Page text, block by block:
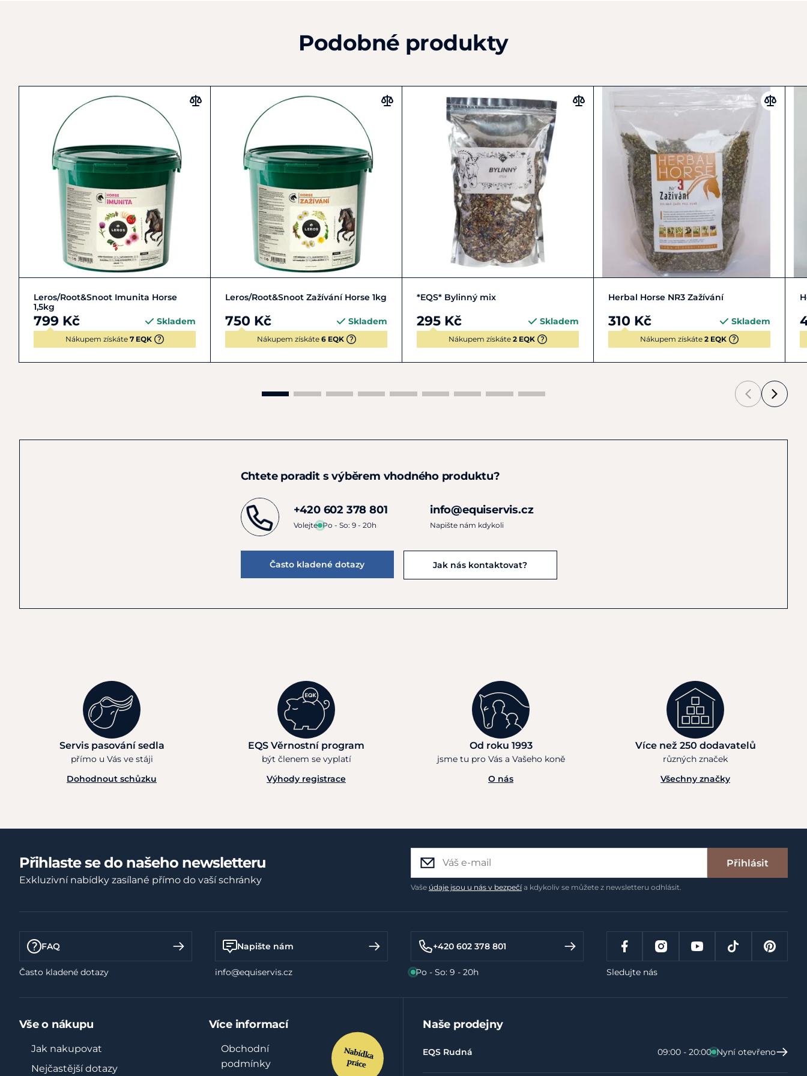
30 g (2 odměrky) 3× denně
podávejte po dobu 4–8 týdnů
Kůň musí mít neustále k dispozici dostatek čerstvé pitné vody.
Upozornění:
Nepodávejte březím klisnám.
Nepodávejte v období dopingových kontrol. Doporučuje se vysadit minimálně
7 dní před závodem.
Slizotvorné látky mohou zpomalit vstřebávání některých perorálně
podávaných léčiv. Léky podávejte alespoň 2 hodiny před nebo po podání
směsi.
Doplňkové krmivo nenahrazuje pestrou krmnou dávku a veterinární péči.
Podobné produkty
Do košíku
Leros/Root&Snoot Imunita Horse
1,5kg
799 Kč Skladem
Nákupem získáte 7 EQK
Do košíku
Leros/Root&Snoot Zažívání Horse 1kg
750 Kč Skladem
Nákupem získáte 6 EQK
Zobrazit detail
*EQS* Bylinný mix
295 Kč Skladem
Nákupem získáte 2 EQK
Zobrazit detail
Herbal Horse NR3 Zažívání
310 Kč Skladem
Nákupem získáte 2 EQK
Chtete poradit s výběrem vhodného produktu?
+420 602 378 801
Volejte Po - So: 9 - 20h
info@equiservis.cz
Napište nám kdykoli
Často kladené dotazy Jak nás kontaktovat?
Servis pasování sedla
přímo u Vás ve stáji
Dohodnout schůzku
EQS Věrnostní program
být členem se vyplatí
Výhody registrace
Od roku 1993
jsme tu pro Vás a Vašeho koně
O nás
Více než 250 dodavatelů
různých značek
Všechny značky
Přihlaste se do našeho newsletteru
Exkluzivní nabídky zasílané přímo do vaší schránky
Přihlásit
Vaše údaje jsou u nás v bezpečía kdykoliv se můžete z newsletteru odhlásit.
FAQ
Často kladené dotazy
Napište nám
info@equiservis.cz
+420 602 378 801
Po - So: 9 - 20h Sledujte nás
Vše o nákupu
Jak nakupovat
Nejčastější dotazy
Více informací
Obchodní
podmínky
Naše prodejny
EQS Rudná 09:00 - 20:00 Nyní otevřeno